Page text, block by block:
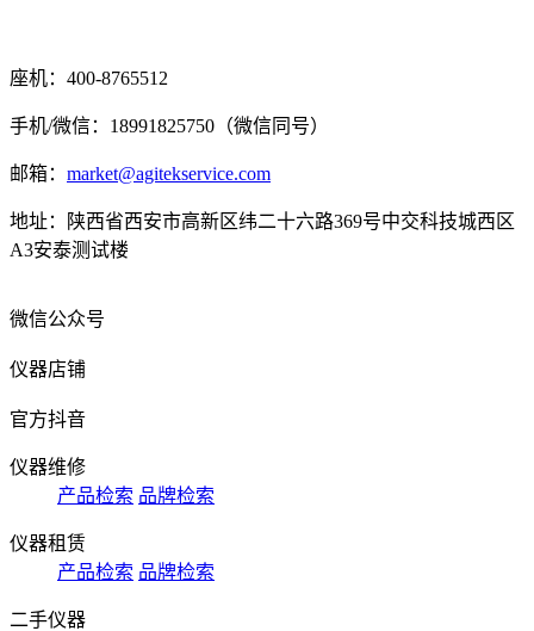
座机：400-8765512
手机/微信：18991825750（微信同号）
邮箱： market@agitekservice.com
地址：陕西省西安市高新区纬二十六路369号中交科技城西区
A3安泰测试楼
微信公众号
仪器店铺
官方抖音
仪器维修
产品检索 品牌检索
仪器租赁
产品检索 品牌检索
二手仪器